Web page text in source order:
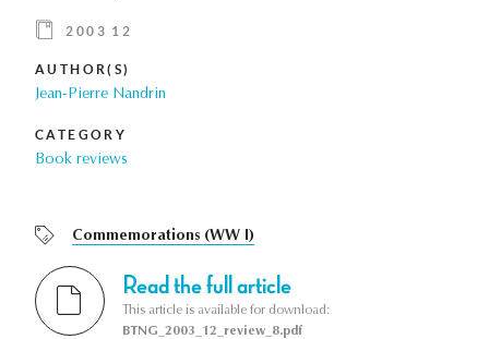
2003 12
AUTHOR(S)
Jean-Pierre Nandrin
CATEGORY
Book reviews
Commemorations (WW I)
Read the full article
This article is available for download:
BTNG_2003_12_review_8.pdf